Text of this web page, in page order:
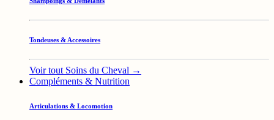
Tondeuses & Accessoires
Voir tout Soins du Cheval →
Compléments & Nutrition
Articulations & Locomotion